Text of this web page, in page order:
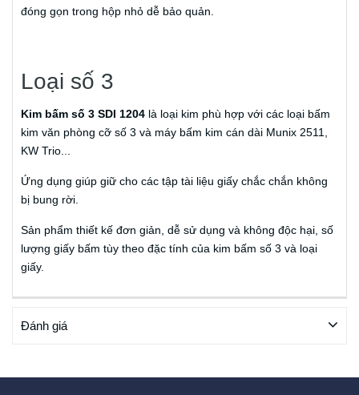
đóng gọn trong hộp nhỏ dễ bảo quản.
Loại số 3
Kim bấm số 3 SDI 1204 là loại kim phù hợp với các loại bấm
kim văn phòng cỡ số 3 và máy bấm kim cán dài Munix 2511,
KW Trio...
Ứng dụng giúp giữ cho các tập tài liệu giấy chắc chắn không
bị bung rời.
Sản phẩm thiết kế đơn giản, dễ sử dụng và không độc hại, số
lượng giấy bấm tùy theo đặc tính của kim bấm số 3 và loại
giấy.
Đánh giá